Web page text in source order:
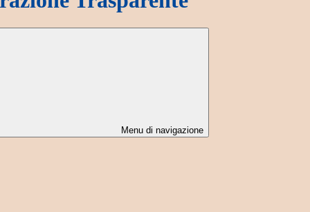
Menu di navigazione